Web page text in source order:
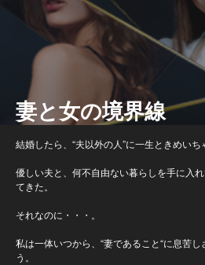
妻と女の境界線
結婚したら、“夫以外の人”に一生ときめいち
優しい夫と、何不自由ない暮らしを手に入
てきた。
それなのに・・・。
私は一体いつから、“妻であること“に息苦
う。